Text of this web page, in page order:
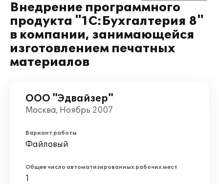
Внедрение программного
продукта "1С:Бухгалтерия 8"
в компании, занимающейся
изготовлением печатных
материалов
ООО "Эдвайзер"
Москва, Ноябрь 2007
Вариант работы
Файловый
Общее число автоматизированных рабочих мест
1